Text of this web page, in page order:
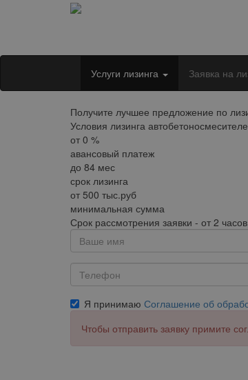
Услуги лизинга Заявка на
Получите лучшее предложение по
Условия лизинга
от 0 %
авансовый платеж
до 84 мес
срок лизинга
от 500 тыс.руб
минимальная сумма
Срок рассмотрения заявки - от 2 часов
Я принимаю Соглашение об
Чтобы отправить заявку примите